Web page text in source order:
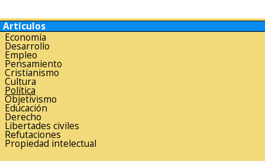
Artículos
Economía
Desarrollo
Empleo
Pensamiento
Cristianismo
Cultura
Política
Objetivismo
Educación
Derecho
Libertades civiles
Refutaciones
Propiedad intelectual